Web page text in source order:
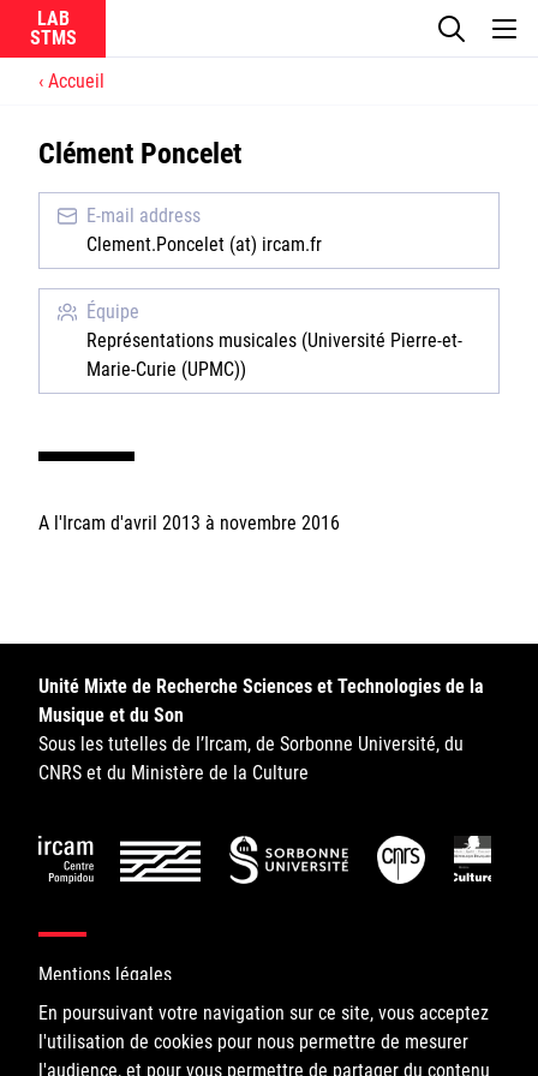
LAB
Ircam
CNRS
Rester informé
Offres d'emplois/stages
La recherche
Actualités
Équipes
Accueil
Clément Poncelet
E-mail address
Clement.Poncelet (at) ircam.fr
Équipe
Représentations musicales (Université Pierre-et-
Marie-Curie (UPMC))
A l'Ircam d'avril 2013 à novembre 2016
En poursuivant votre navigation sur ce site, vous acceptez
l'utilisation de cookies pour nous permettre de mesurer
l'audience, et pour vous permettre de partager du contenu
Unité Mixte de Recherche Sciences et Technologies de la
Musique et du Son
Sous les tutelles de l’Ircam, de Sorbonne Université, du
CNRS et du Ministère de la Culture
Mentions légales
©IRCAM, 2026. All Rights Reserved.